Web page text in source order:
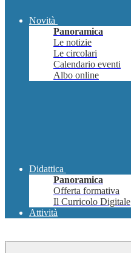
Novità
Panoramica
Le notizie
Le circolari
Calendario eventi
Albo online
Didattica
Panoramica
Offerta formativa
Il Curricolo Digitale
Attività